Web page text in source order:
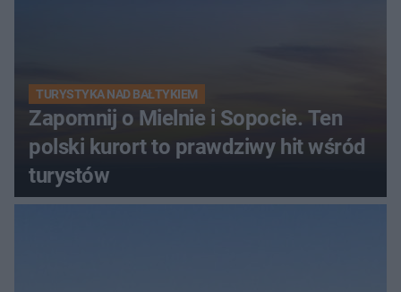
TURYSTYKA NAD BAŁTYKIEM
Zapomnij o Mielnie i Sopocie. Ten
polski kurort to prawdziwy hit wśród
turystów